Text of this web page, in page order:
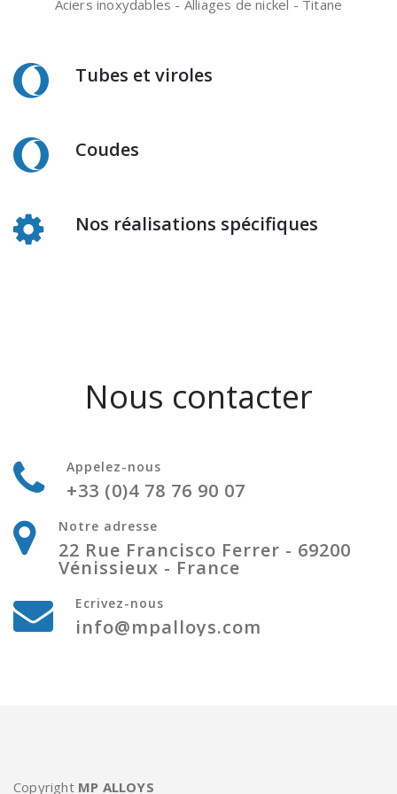
Aciers inoxydables - Alliages de nickel - Titane
Tubes et viroles
Coudes
Nos réalisations spécifiques
Nous contacter
Appelez-nous
+33 (0)4 78 76 90 07
Notre adresse
22 Rue Francisco Ferrer - 69200
Vénissieux - France
Ecrivez-nous
info@mpalloys.com
Copyright MP ALLOYS